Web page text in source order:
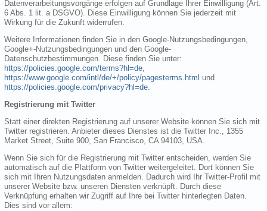
Datenverarbeitungsvorgänge erfolgen auf Grundlage Ihrer Einwilligung (Art.
6 Abs. 1 lit. a DSGVO). Diese Einwilligung können Sie jederzeit mit
Wirkung für die Zukunft widerrufen.
Weitere Informationen finden Sie in den Google-Nutzungsbedingungen,
Google+-Nutzungsbedingungen und den Google-
Datenschutzbestimmungen. Diese finden Sie unter:
https://policies.google.com/terms?hl=de,
https://www.google.com/intl/de/+/policy/pagesterms.html und
https://policies.google.com/privacy?hl=de.
Registrierung mit Twitter
Statt einer direkten Registrierung auf unserer Website können Sie sich mit
Twitter registrieren. Anbieter dieses Dienstes ist die Twitter Inc., 1355
Market Street, Suite 900, San Francisco, CA 94103, USA.
Wenn Sie sich für die Registrierung mit Twitter entscheiden, werden Sie
automatisch auf die Plattform von Twitter weitergeleitet. Dort können Sie
sich mit Ihren Nutzungsdaten anmelden. Dadurch wird Ihr Twitter-Profil mit
unserer Website bzw. unseren Diensten verknüpft. Durch diese
Verknüpfung erhalten wir Zugriff auf Ihre bei Twitter hinterlegten Daten.
Dies sind vor allem: